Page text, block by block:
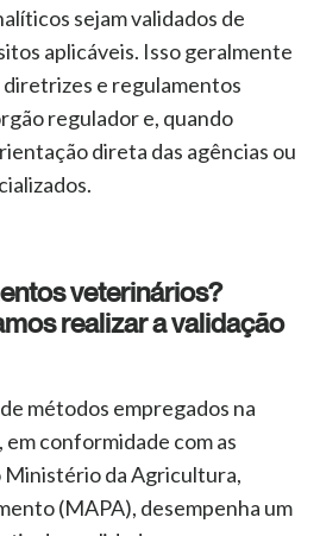
sejam validados de
aplicáveis. Isso geralmente
e regulamentos
regulador e, quando
direta das agências ou
veterinários?
realizar a validação
métodos empregados na
conformidade com as
da Agricultura,
(MAPA), desempenha um